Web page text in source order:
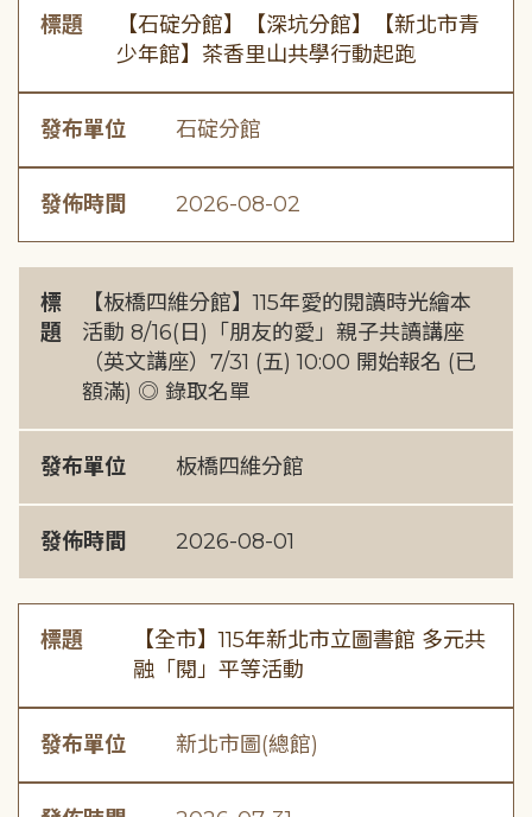
標題
【石碇分館】【深坑分館】【新北市青
少年館】茶香里山共學行動起跑
發布單位 石碇分館
發佈時間 2026-08-02
標
題
【板橋四維分館】115年愛的閱讀時光繪本
活動 8/16(日)「朋友的愛」親子共讀講座
（英文講座）7/31 (五) 10:00 開始報名 (已
額滿) ◎ 錄取名單
發布單位 板橋四維分館
發佈時間 2026-08-01
標題
【全市】115年新北市立圖書館 多元共
融「閱」平等活動
發布單位 新北市圖(總館)